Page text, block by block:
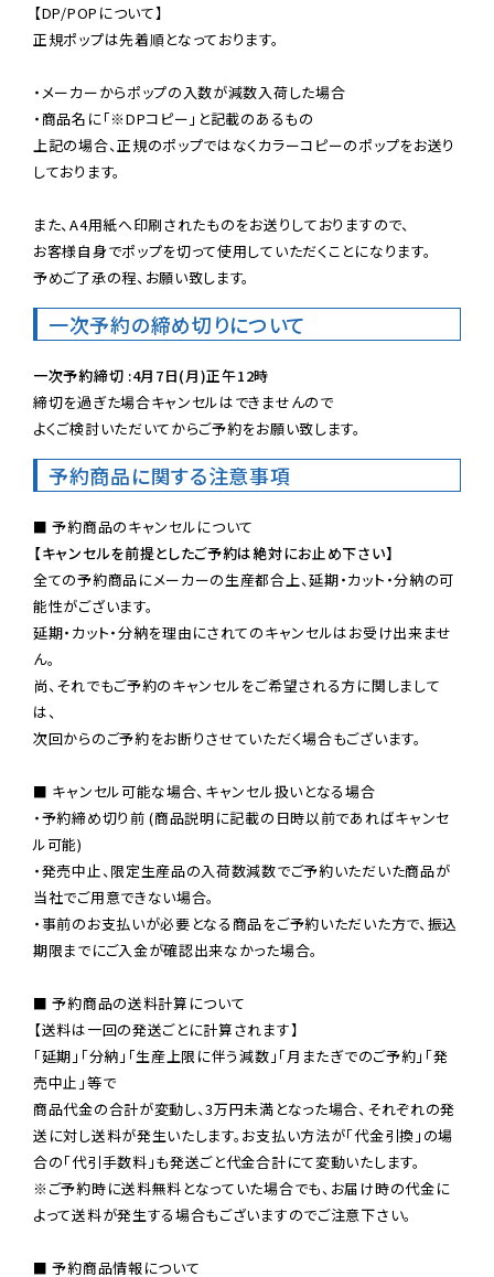
【DP/POPについて】
正規ポップは先着順となっております。
・メーカーからポップの入数が減数入荷した場合
・商品名に「※DPコピー」と記載のあるもの
上記の場合、正規のポップではなくカラーコピーのポップをお送り
しております。
また、A4用紙へ印刷されたものをお送りしておりますので、
お客様自身でポップを切って使用していただくことになります。
予めご了承の程、お願い致します。
一次予約の締め切りについて
一次予約締切 :4月7日(月)正午12時
締切を過ぎた場合キャンセルはできませんので
よくご検討いただいてからご予約をお願い致します。
予約商品に関する注意事項
【キャンセルを前提としたご予約は絶対にお止め下さい】
全ての予約商品にメーカーの生産都合上、延期・カット・分納の可
能性がございます。
延期・カット・分納を理由にされてのキャンセルはお受け出来ませ
ん。
尚、それでもご予約のキャンセルをご希望される方に関しまして
は、
次回からのご予約をお断りさせていただく場合もございます。
■ キャンセル可能な場合、キャンセル扱いとなる場合
・予約締め切り前 (商品説明に記載の日時以前であればキャンセ
ル可能)
・発売中止、限定生産品の入荷数減数でご予約いただいた商品が
当社でご用意できない場合。
・事前のお支払いが必要となる商品をご予約いただいた方で、振込
期限までにご入金が確認出来なかった場合。
■ 予約商品の送料計算について
【送料は一回の発送ごとに計算されます】
「延期」「分納」「生産上限に伴う減数」「月またぎでのご予約」「発
売中止」等で
商品代金の合計が変動し、3万円未満となった場合、それぞれの発
送に対し送料が発生いたします。お支払い方法が「代金引換」の場
※ご予約時に送料無料となっていた場合でも、お届け時の代金に
よって送料が発生する場合もございますのでご注意下さい。
■ 予約商品情報について